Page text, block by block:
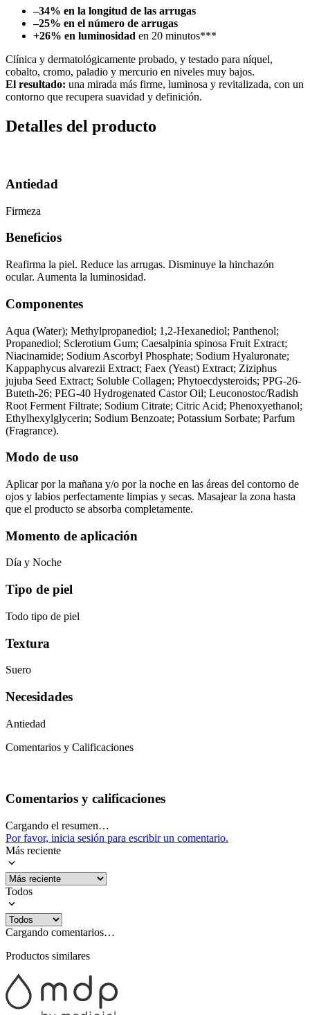
–34% en la longitud de las arrugas
–25% en el número de arrugas
+26% en luminosidad en 20 minutos***
Clínica y dermatológicamente probado, y testado para níquel,
cobalto, cromo, paladio y mercurio en niveles muy bajos.
El resultado: una mirada más firme, luminosa y revitalizada, con un
contorno que recupera suavidad y definición.
Detalles del producto
Antiedad
Firmeza
Beneficios
Reafirma la piel. Reduce las arrugas. Disminuye la hinchazón
ocular. Aumenta la luminosidad.
Componentes
Aqua (Water); Methylpropanediol; 1,2-Hexanediol; Panthenol;
Propanediol; Sclerotium Gum; Caesalpinia spinosa Fruit Extract;
Niacinamide; Sodium Ascorbyl Phosphate; Sodium Hyaluronate;
Kappaphycus alvarezii Extract; Faex (Yeast) Extract; Ziziphus
jujuba Seed Extract; Soluble Collagen; Phytoecdysteroids; PPG-26-
Buteth-26; PEG-40 Hydrogenated Castor Oil; Leuconostoc/Radish
Root Ferment Filtrate; Sodium Citrate; Citric Acid; Phenoxyethanol;
Ethylhexylglycerin; Sodium Benzoate; Potassium Sorbate; Parfum
(Fragrance).
Modo de uso
Aplicar por la mañana y/o por la noche en las áreas del contorno de
ojos y labios perfectamente limpias y secas. Masajear la zona hasta
que el producto se absorba completamente.
Momento de aplicación
Día y Noche
Tipo de piel
Todo tipo de piel
Textura
Suero
Necesidades
Antiedad
Comentarios y Calificaciones
Comentarios y calificaciones
Cargando el resumen…
Por favor, inicia sesión para escribir un comentario.
Más reciente
Todos
Cargando comentarios…
Productos similares